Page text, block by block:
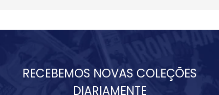
RECEBEMOS NOVAS COLEÇÕES
DIARIAMENTE